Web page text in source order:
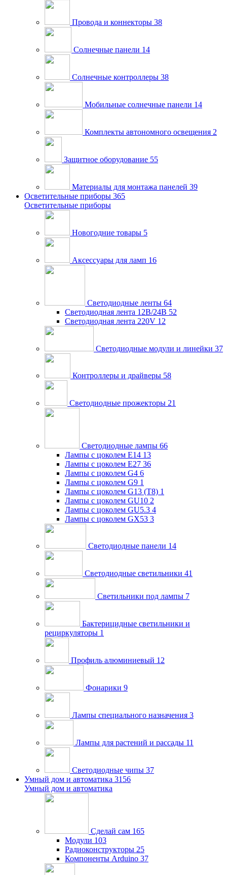
Провода и коннекторы 38
Солнечные панели 14
Солнечные контроллеры 38
Мобильные солнечные панели 14
Комплекты автономного освещения 2
Защитное оборудование 55
Материалы для монтажа панелей 39
Осветительные приборы 365
Осветительные приборы
Новогодние товары 5
Аксессуары для ламп 16
Светодиодные ленты 64
Светодиодная лента 12В/24В 52
Светодиодная лента 220V 12
Светодиодные модули и линейки 37
Контроллеры и драйверы 58
Светодиодные прожекторы 21
Светодиодные лампы 66
Лампы с цоколем E14 13
Лампы с цоколем E27 36
Лампы с цоколем G4 6
Лампы с цоколем G9 1
Лампы с цоколем G13 (Т8) 1
Лампы с цоколем GU10 2
Лампы с цоколем GU5.3 4
Лампы с цоколем GX53 3
Светодиодные панели 14
Светодиодные светильники 41
Светильники под лампы 7
Бактерицидные светильники и
рециркуляторы 1
Профиль алюминиевый 12
Фонарики 9
Лампы специального назначения 3
Лампы для растений и рассады 11
Светодиодные чипы 37
Умный дом и автоматика 3156
Умный дом и автоматика
Сделай сам 165
Модули 103
Радиоконструкторы 25
Компоненты Arduino 37